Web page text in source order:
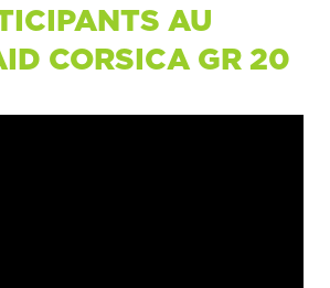
AU
CORSICA GR 20